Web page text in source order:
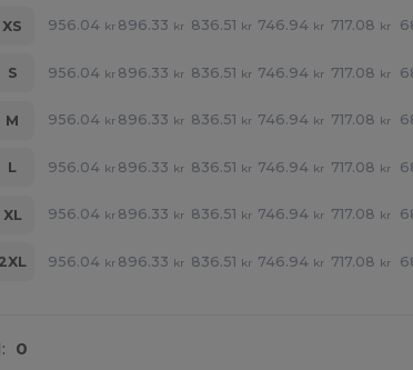
XS 956.04 kr 896.33 kr 836.51 kr 746.94 kr 717.08 kr
S 956.04 kr 896.33 kr 836.51 kr 746.94 kr 717.08 kr
M 956.04 kr 896.33 kr 836.51 kr 746.94 kr 717.08 kr
L 956.04 kr 896.33 kr 836.51 kr 746.94 kr 717.08 kr
XL 956.04 kr 896.33 kr 836.51 kr 746.94 kr 717.08 kr
2XL 956.04 kr 896.33 kr 836.51 kr 746.94 kr 717.08 kr
0